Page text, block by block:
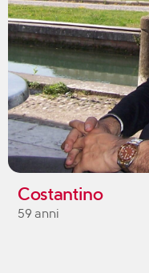
Costantino
59 anni